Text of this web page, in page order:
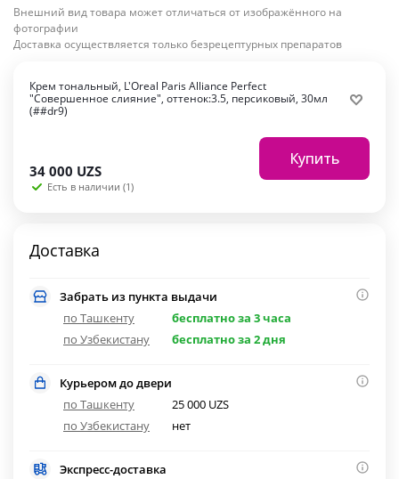
Внешний вид товара может отличаться от изображённого на
фотографии
Доставка осуществляется только безрецептурных препаратов
Крем тональный, L'Oreal Paris Alliance Perfect
"Совершенное слияние", оттенок:3.5, персиковый, 30мл
(##dr9)
34 000 UZS
Есть в наличии (1)
Купить
Доставка
Забрать из пункта выдачи
по Ташкенту
бесплатно за 3 часа
по Узбекистану
бесплатно за 2 дня
Курьером до двери
по Ташкенту
25 000 UZS
по Узбекистану
нет
Экспресс-доставка